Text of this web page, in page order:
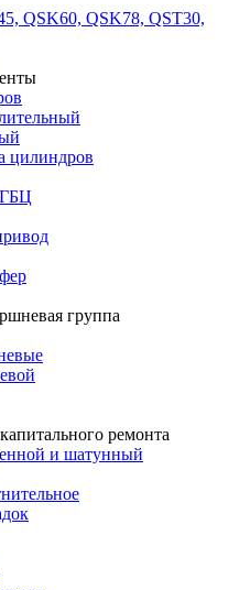
QSK60, QSK78, QST30,
цилиндров
группа
ремонта
и шатунный